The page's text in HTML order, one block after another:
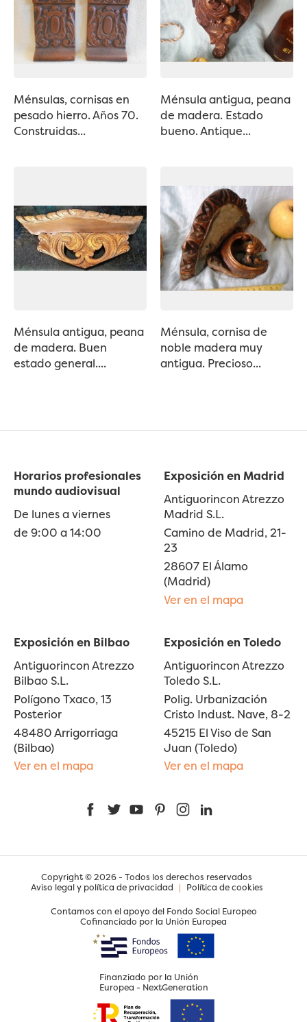
Ménsulas, cornisas en
pesado hierro. Años 70.
Construidas...
Ménsula antigua, peana
de madera. Estado
bueno. Antique...
Ménsula antigua, peana
de madera. Buen
estado general....
Ménsula, cornisa de
noble madera muy
antigua. Precioso...
Horarios profesionales
mundo audiovisual
De lunes a viernes
de 9:00 a 14:00
Exposición en Madrid
Antiguorincon Atrezzo
Madrid S.L.
Camino de Madrid, 21-
23
28607 El Álamo
(Madrid)
Ver en el mapa
Exposición en Bilbao
Antiguorincon Atrezzo
Bilbao S.L.
Polígono Txaco, 13
Posterior
48480 Arrigorriaga
(Bilbao)
Ver en el mapa
Exposición en Toledo
Antiguorincon Atrezzo
Toledo S.L.
Polig. Urbanización
Cristo Indust. Nave, 8-2
45215 El Viso de San
Juan (Toledo)
Ver en el mapa
FacebookTwitterYouTubePinterestInstagram
Copyright © 2026 - Todos los derechos reservados
Aviso legal y política de privacidad | Política de cookies
Contamos con el apoyo del Fondo Social Europeo
Cofinanciado por la Unión Europea
Finanziado por la Unión
Europea - NextGeneration